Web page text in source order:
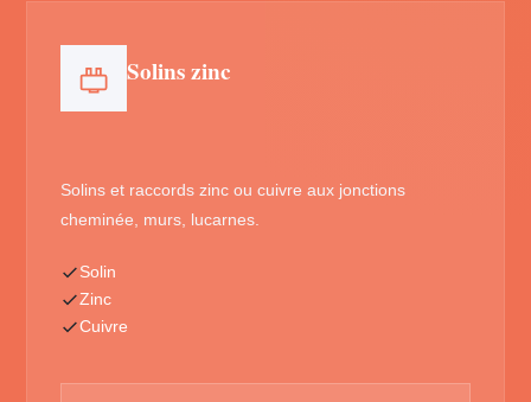
Solins zinc
Solins et raccords zinc ou cuivre aux jonctions
cheminée, murs, lucarnes.
Solin
Zinc
Cuivre